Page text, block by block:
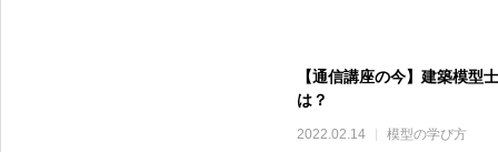
【通信講座の今】建築模型
は？
2022.02.14 模型の学び方